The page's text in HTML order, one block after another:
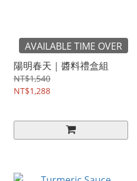
AVAILABLE TIME OVER
陽明春天｜醬料禮盒組
NT$1,540
NT$1,288